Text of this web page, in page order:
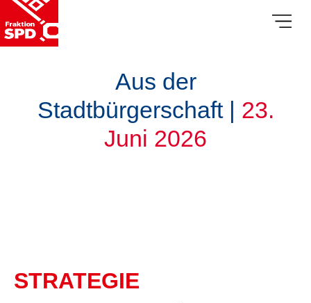
Aus der
Stadtbürgerschaft | 23.
Juni 2026
STRATEGIE